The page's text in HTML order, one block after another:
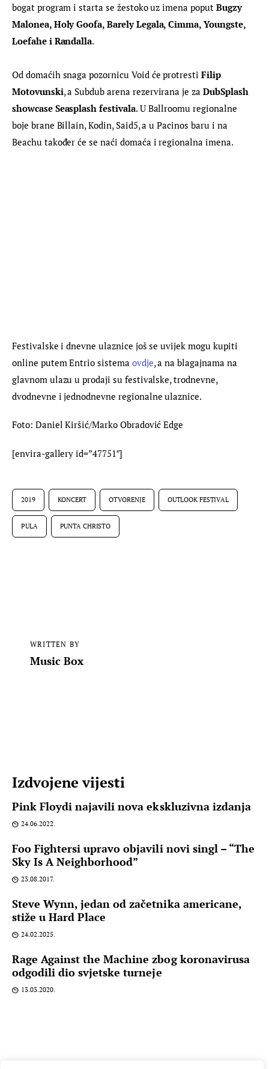
bogat program i starta se žestoko uz imena poput Bugzy
Malonea, Holy Goofa, Barely Legala, Cimma, Youngste,
Loefahe i Randalla.
Od domaćih snaga pozornicu Void će protresti Filip
Motovunski, a Subdub arena rezervirana je za DubSplash
showcase Seasplash festivala. U Ballroomu regionalne
boje brane Billain, Kodin, Said5, a u Pacinos baru i na
Beachu također će se naći domaća i regionalna imena.
Festivalske i dnevne ulaznice još se uvijek mogu kupiti
online putem Entrio sistema ovdje, a na blagajnama na
glavnom ulazu u prodaji su festivalske, trodnevne,
dvodnevne i jednodnevne regionalne ulaznice.
Foto: Daniel Kiršić/Marko Obradović Edge
[envira-gallery id=”47751″]
2019 KONCERT OTVORENJE OUTLOOK FESTIVAL
PULA PUNTA CHRISTO
WRITTEN BY
Music Box
Izdvojene vijesti
Pink Floydi najavili nova ekskluzivna izdanja
24.06.2022.
Foo Fightersi upravo objavili novi singl – “The
Sky Is A Neighborhood”
23.08.2017.
Steve Wynn, jedan od začetnika americane,
stiže u Hard Place
24.02.2025.
Rage Against the Machine zbog koronavirusa
odgodili dio svjetske turneje
13.03.2020.